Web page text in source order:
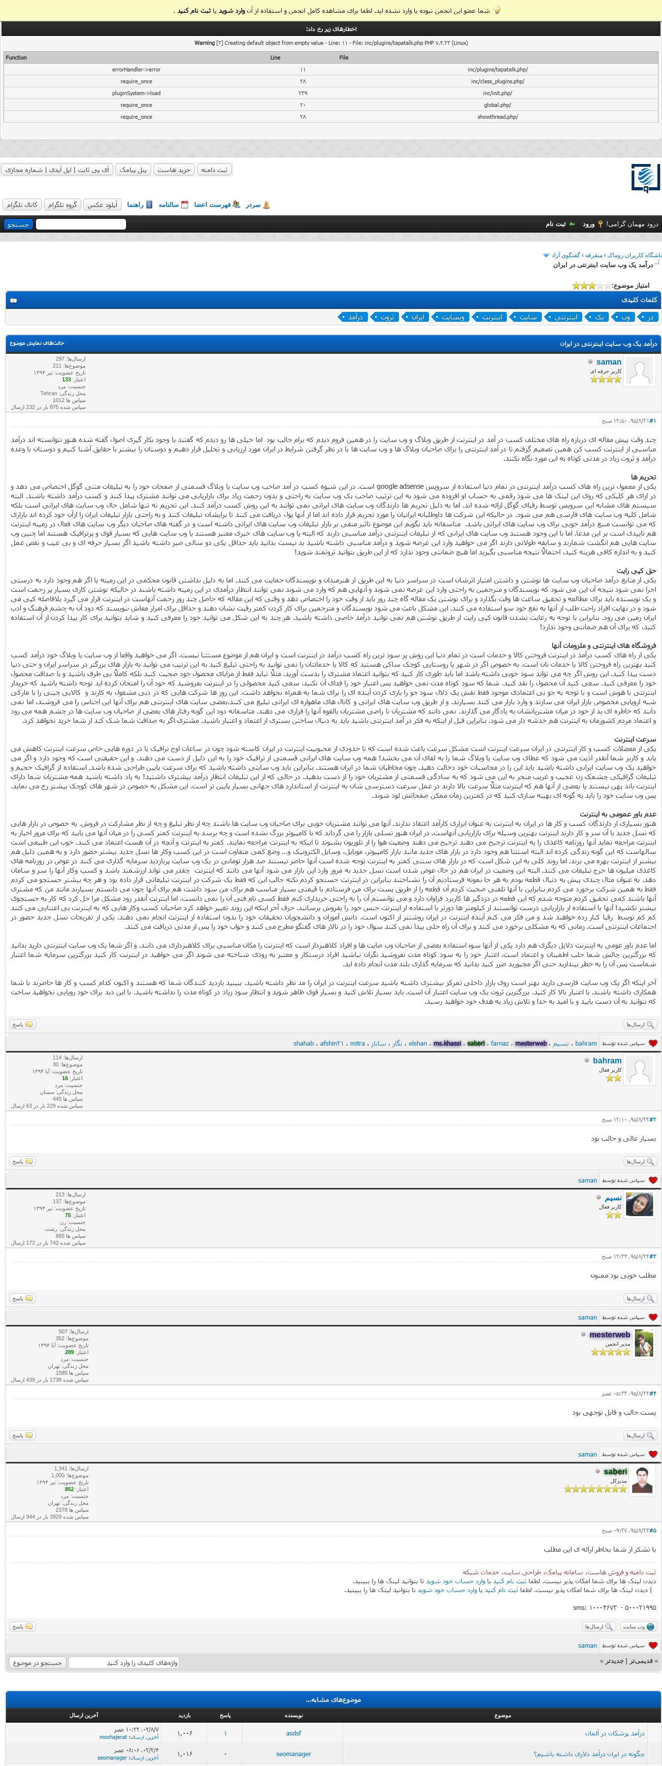
شما عضو این انجمن نبوده یا وارد نشده اید. لطفا برای مشاهده کامل انجمن و استفاده از آنوارد شوید یاثبت نام کنید .
اخطار‌های زیر رخ داد:
Warning[2] Creating default object from empty value - Line: 11 - File: inc/plugins/tapatalk.php PHP 7.4.33 (Linux)
File
Line
Function
/inc/plugins/tapatalk.php
11
errorHandler->error
/inc/class_plugins.php
38
require_once
/inc/init.php
239
pluginSystem->load
/global.php
20
require_once
/showthread.php
28
require_once
ثبت دامنه خرید هاست پنل پیامک آی پی ثابت | اپل آیدی | شماره مجازی
سردر فهرست اعضا سالنامه راهنما آپلود عکس گروه تلگرام کانال تلگرام
درود مهمان گرامی! ورود ثبت نام
باشگاه کاربران روماک › متفرقه › گفتگوی آزاد
درآمد یک وب سایت اینترنتی در ایران
امتیاز موضوع:
کلمات کلیدی
در وب یک اینترنتی سایت اینترنت وبسایت ایران ثروت درآمد
حالت‌های نمایش موضوع درآمد یک وب سایت اینترنتی در ایران
saman
کاربر حرفه ای
ارسال‌ها: 297
موضوع‌ها: 211
تاریخ عضویت: تير ۱۳۹۴
اعتبار: 133
جنسیت: مرد
محل زندگی: Tehran
سپاس ها 1012
سپاس شده 875 بار در 232 ارسال
#1۹۵/۸/۲۱، ۱۲:۵۰ صبح
چند وقت پیش مقاله ای درباره راه های مختلف کسب در آمد در اینترنت از طریق وبلاگ و وب سایت را در همین فروم دیدم که برام جالب بود اما خیلی ها رو دیدم که گفتند با وجود بکار گیری اصول گفته شده هنوز نتوانسته اند درآمد
مناسبی از اینترنت کسب کن همین تصمیم گرفتم تا در آمد اینترنتی را برای صاحبان وبلاگ ها و وب سایت ها با در نظر گرفتن شرایط در ایران مورد ارزیابی و تحلیل قرار دهیم و دوستان را بیشتر با حقایق آشنا کنیم و دوستان با وعده
درآمد و ثروت زیاد در مدتی کوتاه به این مورد نگاه نکنند.
تحریم ها
یکی از معمول ترین راه های کسب درآمد اینترنتی در تمام دنیا استفاده از سرویس google adsense است. در این شیوه کسب در آمد صاحب وب سایت یا وبلاگ قسمتی از صفحات خود را به تبلیغات متنی گوگل اختصاص می دهد و
در ازای هر کلیکی که روی این لینک ها می شود رقمی به حساب او افزوده می شود به این ترتیب صاحب یک وب سایت به راحتی و بدون زحمت زیاد برای بازاریابی می توانند مشتری پیدا کنند و کسب درآمد داشته باشند. البته
سیستم های مشابه این سرویس توسط رقبای گوگل ارائه شده اند. اما به دلیل تحریم ها دارندگان وب سایت های ایرانی نمی توانند به این روش کسب درآمد کنند. این تحریم نه تنها شامل حال وب سایت های ایرانی است بلکه
شامل کلیه وب سایت های فارسی هم می شود. در حالیکه این شرکت ها داوطلبانه ایرانیان را مورد تحریم قرار داده اند اما از آنها پول دریافت می کنند تا برایشان تبلیغات کنند و به راحتی بازار تبلیغات ایران را ازآن خود کرده اند بازاری
که می توانست منبع درآمد خوبی برای وب سایت های ایرانی باشد. متاسفانه باید بگویم این موضوع تاثیر منفی بر بازار تبلیغات وب سایت های ایرانی داشته است و در گفته های صاحبان دیگر وب سایت های فعال در زمینه اینترنت
هم تاییدی است بر این مدعا. اما با این وجود هستند وب سایت های ایرانی که از تبلیغات اینترنتی درآمد مناسبی دارند که البته یا وب سایت های خبری معتبر هستند یا وب سایت هایی که بسیار قوی و پرترافیک هستند اما چنین وب
سایت هایی هم انگشت شمارند و سابقه طولانی دارند اگر می خواهید وارد این عرصه شوید و درآمد مناسبی داشته باشید بد نیست بدانید باید حداقل یکی دو سالی صبر داشته باشید اگر بسیار حرفه ای و بی عیب و نقص عمل
کنید و به اندازه کافی هزینه کنید، احتمالاً نتیجه مناسبی بگیرید اما هیچ ضمانتی وجود ندارد که از این طریق بتوانید ثروتمند شوید!
حق کپی رایت
یکی از منابع درآمد صاحبان وب سایت ها نوشتن و داشتن امتیاز اثرشان است در سراسر دنیا به این طریق از هنرمندان و نویسندگان حمایت می کنند. اما به دلیل نداشتن قانون محکمی در این زمینه یا اگر هم وجود دارد به درستی
اجرا نمی شود نتیجه آن این می شود که نویسندگان و مترجمین به راحتی وارد این عرصه نمی شوند و آنهایی هم که وارد می شوند نمی توانند انتظار درآمدی در این زمینه داشته باشند در حالیکه نوشتن کاری بسیار پر زحمت است
و یک نویسنده باید برای مطالعه و تحقیق ساعت ها وقت بگذارد و برای نوشتن یک مقاله گاه چند روز باید از وقت خود را اختصاص دهد و وقتی که این مقاله که حاصل چند روز زحمت آنهاست در اینترنت قرار می گیرد بلافاصله کپی می
شود و در نهایت افراد راحت طلب از آنها به نفع خود سو استفاده می کنند. این مشکل باعث می شود نویسندگان و مترجمین برای کار کردن کمتر رقبت نشان دهند و حداقل برای امرار معاش ننویسند که دود آن به چشم فرهنگ و ادب
ایران زمین می رود. بنابراین با توجه به رعایت نشدن قانون کپی رایت از طریق نوشتن هم نمی توانید درآمد خاصی داشته باشید. هر چند به این شکل می توانید خود را معرفی کنید و شاید بتوانید برای کار پیدا کردن از آن استفاده
کنید، که برای آن هم ضمانتی وجود ندارد!
فروشگاه های اینترنتی و ملزومات آنها
یکی از راه های کسب درآمد در اینترنت فروختن کالا و خدمات است در تمام دنیا این روش پر سود ترین راه کسب درآمد در اینترنت است و ایران هم از موضوع مستثنا نیست. اگر می خواهید واقعا از وب سایت یا وبلاگ خود درآمد کسب
کنید بهترین راه فروختن کالا یا خدمات تان است. به خصوص اگر در شهر یا روستایی کوچک ساکن هستید که کالا یا خدماتتان را نمی توانید به راحتی تبلیغ کنید به این ترتیب می توانید به بازار های بزرگتر در سراسر ایران و حتی دنیا
دست پیدا کنید. این روش اگر چه می تواند سود خوبی داشته باشد اما باید طوری کار کنید که بتوانید اعتماد مشتری را بدست آورید. مثلاً نباید فقط از مزایای محصول خود صحبت کنید بلکه کاملاً بی طرف باشید و با صداقت محصول
خود را معرفی کنید. سعی کنید آن محصول را نقد کنید. شما که سود کوتاه مدت نمی خواهید پس اعتبار خود را فدای آن نکنید. سعی کنید محصولی را در اینترنت بفروشید که خود آن را امتحان کرده اید توجه داشته باشید که خریدار
اینترنتی با هوش است و با توجه به جو بی اعتمادی موجود فقط نقش یک دلال سود جو را بازی کردن آینده ای را برای شما به همراه نخواهد داشت. این روز ها شرکت هایی که در دبی مشغول به کارند و کالایی چینی را با مارکی
شبه اروپایی مخصوص بازار ایران می سازند و وارد بازار می کنند بسیارند. و از طریق وب سایت های ایرانی و کانال های ماهواره ای ایرانی تبلیغ می کنند.بعضی سایت های اینترنتی هم برای آنها این اجناس را می فروشند، اما نمی
دانند که خاطره ای بد از خود در میان مشتریانشان به یادگار می گذارند. نمی دانند که مشتریان نا راضی مشتریان بالقوه آنها را فراری می دهند. متاسفانه دود این گونه رفتار های بعضی از صاحبان وب سایت ها در چشم همه می رود
و اعتماد مردم کشورمان به اینترنت هم خدشه دار می شود. بنابراین قبل از اینکه به فکر در آمد اینترنتی باشید باید به دنبال ساختن بستری از اعتماد و اعتبار باشید. مشتری اگر به صداقت شما شک کند از شما خرید نخواهد کرد.
سرعت اینترنت
یکی از معضلات کسب و کار اینترنتی در ایران سرعت اینترنت است مشکل سرعت باعث شده است که تا حدودی از محبوبیت اینترنت در ایران کاسته شود چون در ساعات اوج ترافیک یا در دوره هایی خاص سرعت اینترنت کاهش می
یابد و کاربر شما آنقدر اذیت می شود که عطای وب سایت یا وبلاگ شما را به لقای آن می بخشد! همه وب سایت های ایرانی قسمتی از ترافیک خود را به این دلیل از دست می دهند. و این حقیقتی است که وجود دارد و اگر می
خواهید یک وب سایت ایرانی داشته باشید باید این را در محاسبات خود دخالت دهید. چون مخاطبان شما در ایران هستند. بنابراین باید وب سایتی داشته باشید که برای سرعت پایین طراحی شده باشد. استفاده از گرافیک حجیم و
تبلیغات گرافیکی چشمک زن عجیب و غریب منجر به این می شود که به سادگی قسمتی از مشتریان خود را از دست بدهید. در حالی که از این تبلیغات انتظار درآمد بیشتری داشتید! به یاد داشته باشید همه مشتریان شما دارای
اینترنت باند پهن نیستند یا بعضی از آنها هم که اینترنت مثلاً سرعت بالا دارند در عمل سرعت دسترسی شان به اینترنت از استاندارد های جهانی بسیار پایین تر است. این مشکل به خصوص در شهر های کوچک بیشتر رخ می نماید.
پس وب سایت خود را باید به گونه ای بهینه سازی کنید که در کمترین زمان ممکن صفحاتش لود شوند.
عدم باور عمومی به اینترنت
هنوز بسیاری از دارندگان کسب و کار ها در ایران به اینترنت به عنوان ابزاری کارآمد اعتقاد ندارند. آنها می توانند مشتریان خوبی برای صاحبان وب سایت ها باشند چه از نظر تبلیغ و چه از نظر مشارکت در فروش. به خصوص در بازار هایی
که نسل جدید با آن سر و کار دارند اینترنت بهترین وسیله برای بازاریابی آنهاست. در ایران هنوز نسلی بازار را می گرداند که با کامپیوتر بزرگ نشده است و چه برسد به اینترنت کمتر کسی را در میان آنها می یابید که برای مرور اخبار به
اینترنت مراجعه نماید آنها روزنامه کاغذی را به اینترنت ترجیح می دهند ترجیح می دهند وضعیت هوا را از تلوزیون بشنوند تا اینکه به اینترنت مراجعه نمایند. کمتر به اینترنت و آنچه در آن هست اعتماد می کنند. خوب این طبیعی است
سالهاست که این گونه زندگی کرده اند البته استثنا هم وجود دارد در بازار های جدید مانند بازار کامپیوتر، موبایل، وسایل الکترونیک و... وضع کمی متفاوت است در این کسب وکار ها نسل جدید بیشتر حضور دارد و به همین دلیل هم
بیشتر از اینترنت بهره می برند. اما روند کلی به این شکل است که در بازار های سنتی کمتر به اینترنت توجه شده است آنها حاضر نیستند صد هزار تومانی در یک وب سایت پربازدید سرمایه گذاری می کنند در عوض در روزنامه های
کاغذی میلیون ها خرج تبلیغات می کنند. البته این وضعیت در ایران هم در حال عوض شدن است نسل جدید به مرور وارد این بازار می شود آنها می دانند که اینترنت چقدر می تواند ارزشمند باشد و کسب وکار آنها را سر و سامان
دهد. به عنوان مثال چندی پیش به دنبال قطعه بودم به هر جا نمونه فرستادیم آن را نشناختند بنابراین در اینترنت جستجو کردم نکته جالب این که فقط یک شرکت در اینترنت تبلیغاتی قرار داده بود و هر چه بیشتر جستجو می کردم
فقط به همین شرکت برخورد می کردم بنابراین با آنها تلفنی صحبت کردم آن قطعه را از طریق پست برای من فرستادم با قیمتی بسیار مناسب هم برای من سود داشت هم برای آنها چون می دانستم بسیارند مانند من که مشتری
آنها باشند کمی تحقیق کردم متوجه شدم که این قطعه در دزدگیر ها کاربرد فراوان دارد و می توانستم آن را به راحتی خریداری کنم فقط کسی نام فنی آن را نمی دانست. اما اینترنت آنقدر زود مشکل مرا حل کرد که کار به جستجوی
بیشتر نکشید! آنها با استفاده از بازاریابی درست توانستند از کیلومتر ها دورتر با استفاده از اینترنت جنس خود را بفروش برسانند. حرف آخر اینکه این روند تغییر خواهد کرد صاحبان کسب وکار هایی که به اینترنت بی اعتنایی می کنند
کم کم توسط رقبا کنار زده خواهند شد و من فکر می کنم آینده اینترنت در ایران روشنتر از اکنون است. دانش آموزان و دانشجویان تحقیقات خود را بدون استفاده از اینترنت انجام نمی دهند. یکی از تفریحات نسل جدید حضور در
اجتماعات اینترنتی است. زمانی که به مشکلی برخورد می کنند و برای آن راه حلی پیدا نمی کنند سوال خود را در تالار های گفتگو مطرح می کنند و جواب خود را پس از مدتی دریافت می کنند.
اما عدم باور عومی به اینترنت دلایل دیگری هم دارد یکی از آنها سوء استفاده بعضی از صاحبان وب صایت ها و افراد کلاهبردار است که اینترنت را مکان مناسبی برای کلاهبرداری می دانند. و اگر شما یک وب سایت اینترنتی دارید بدانید
که بزرگترین چالش شما جلب اطمینان و اعتماد است. اعتبار خود را به سود کوتاه مدت نفروشید نگران نباشید افراد درستکار و معتبر به زودی شناخته می شوند اگر می خواهید در اینترنت کار کنید بزرگترین سرمایه شما اعتبار
شماست پس آن را به خطر نیندازید حتی اگر مجبورید ضرر کنید بدانید که سرمایه گذاری بلند مدت انجام داده اید.
آخر اینکه اگر یک وب سایت فارسی دارید بهتر است روی بازار داخلی تمرکز بیشتری داشته باشید سرعت اینترنت در ایران را مد نظر داشته باشید. ببینید بازدید کنندگان شما که هستند و اکنون کدام کسب و کار ها حاضرند با شما
همکاری داشته باشند. با اعتبار بالا کار کنید. بزرگترین ثروت یک وب سایت اعتبار آن است. باید بسیار تلاش کنید و بسیار قوی ظاهر شوید و انتظار سود زیاد در کوتاه مدت را نداشته باشید. با این دید برای خود رویایی نخواهید ساخت
که نتوانید به آن دست یابید و با امید به خدا و تلاش زیاد به هدف خود خواهید رسید.
ارسال‌ها پاسخ
سپاس شده توسط bahram ، نسیم ،mesterweb، farnaz ،saberi،ms.khassi، elshan ، نگار ، ساناز ، mitra ، afshin21 ، shahab
bahram
کاربر فعال
ارسال‌ها: 114
موضوع‌ها: 30
تاریخ عضویت: آبا ۱۳۹۴
اعتبار: 16
جنسیت: مرد
محل زندگی: سمنان
سپاس ها 445
سپاس شده 229 بار در 63 ارسال
#2۹۵/۸/۲۲، ۱۲:۱۰ صبح
بسیار عالی و جالب بود
ارسال‌ها پاسخ
سپاس شده توسط saman
نسیم
کاربر فعال
ارسال‌ها: 213
موضوع‌ها: 137
تاریخ عضویت: تير ۱۳۹۴
اعتبار: 75
جنسیت: زن
محل زندگی: رشت
سپاس ها 865
سپاس شده 742 بار در 172 ارسال
#3۹۵/۸/۲۲، ۱۲:۳۴ صبح
مطلب خوبی بود ممنون
ارسال‌ها پاسخ
سپاس شده توسط saman
mesterweb
مدیر انجمن
ارسال‌ها: 507
موضوع‌ها: 352
تاریخ عضویت: آبا ۱۳۹۴
اعتبار: 289
جنسیت: مرد
محل زندگی: تهران
سپاس ها 1585
سپاس شده 1738 بار در 439 ارسال
#4۹۵/۸/۲۲، ۰۵:۳۳ عصر
پست جالب و قابل توجهی بود
ارسال‌ها پاسخ
سپاس شده توسط saman
saberi
مدیرکل
ارسال‌ها: 1,341
موضوع‌ها: 1,000
تاریخ عضویت: تير ۱۳۹۴
اعتبار: 852
جنسیت: مرد
محل زندگی: تهران
سپاس ها 2378
سپاس شده 3929 بار در 944 ارسال
#5۹۵/۸/۲۳، ۰۹:۳۷ صبح
با تشکر از شما بخاطر ارائه ی این مطلب
ثبت دامنه و فروش هاست، سامانه پیامک، طراحی سایت، خدمات شبکه
دیدن لینک ها برای شما امکان پذیر نیست. لطفا ثبت نام کنید یا وارد حساب خود شوید تا بتوانید لینک ها را ببینید.
| دیدن لینک ها برای شما امکان پذیر نیست. لطفا ثبت نام کنید یا وارد حساب خود شوید تا بتوانید لینک ها را ببینید.
sms: 10004673 - 500021995
وب سایت ارسال‌ها پاسخ
سپاس شده توسط saman
« قدیمی‌تر جدیدتر »
موضوع‌های مشابه…
موضوع نویسنده پاسخ بازدید آخرین ارسال
درآمد پزشکان در آلمان asdsf
1
1,006
۰۲/۸/۷، ۱۰:۲۲ عصر
آخرین ارسال:
moohajerat
چگونه در ایران درآمد دلاری داشته باشیم؟ seomanager
0
1,016
۰۲/۲/۴، ۰۸:۰۶ عصر
آخرین ارسال:
seomanager